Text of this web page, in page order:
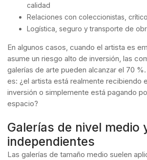
calidad
Relaciones con coleccionistas,
Logística, seguro y transporte de
En algunos casos, cuando el artista es
asume un riesgo alto de inversión, las
galerías de arte pueden alcanzar el 70
es: ¿el artista está realmente recibiendo
inversión o simplemente está pagando
espacio?
Galerías de nivel medio
independientes
Las galerías de tamaño medio suelen